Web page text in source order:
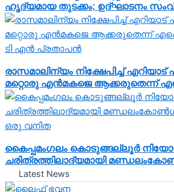
ഹൃദ്യമായ തുടക്കം; ഉദ്ഘാടനം
നിർവ്വഹിച്ചു.
രാസമാലിന്യം നിക്ഷേപിച്ച്
മറ്റൊരു എൻമകജെ ആക്കരുതെന്ന്
സെക്രട്ടറി ടി എൻ പ്രതാപൻ
കൈപ്പമംഗലം കൊടുങ്ങല്ലൂർ
ചരിത്രത്തിലാദ്യമായി
പ്രസിഡണ്ടായി ഒരു വനിത
Latest News